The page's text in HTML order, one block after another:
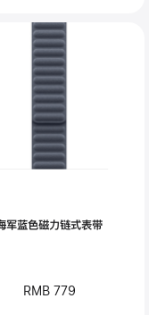
军蓝色磁力链式表带
RMB 779